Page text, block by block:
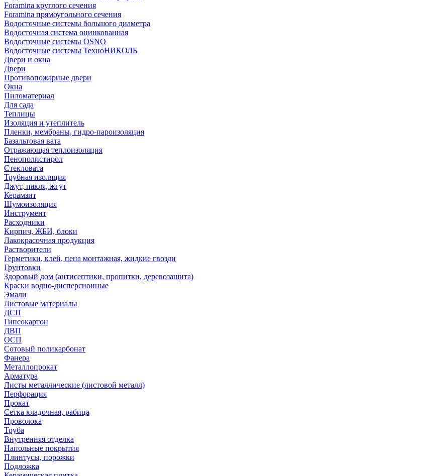
Foramina круглого сечения
Foramina прямоугольного сечения
Водосточные системы большого диаметра
Водосточная система оцинкованная
Водосточные системы OSNO
Водосточные системы ТехноНИКОЛЬ
Двери и окна
Двери
Противопожарные двери
Окна
Пиломатериал
Для сада
Теплицы
Изоляция и утеплитель
Пленки, мембраны, гидро-пароизоляция
Базальтовая вата
Отражающая теплоизоляция
Пенополистирол
Стекловата
Трубная изоляция
Джут, пакля, жгут
Керамзит
Шумоизоляция
Инструмент
Расходники
Кирпич, ЖБИ, блоки
Лакокрасочная продукция
Растворители
Герметики, клей, пена монтажная, жидкие гвозди
Грунтовки
Здоровый дом (антисептики, пропитки, деревозащита)
Краски водно-дисперсионные
Эмали
Листовые материалы
ДСП
Гипсокартон
ДВП
ОСП
Сотовый поликарбонат
Фанера
Металлопрокат
Арматура
Листы металлические (листовой металл)
Перфорация
Прокат
Сетка кладочная, рабица
Проволока
Труба
Внутренняя отделка
Напольные покрытия
Плинтусы, порожки
Подложка